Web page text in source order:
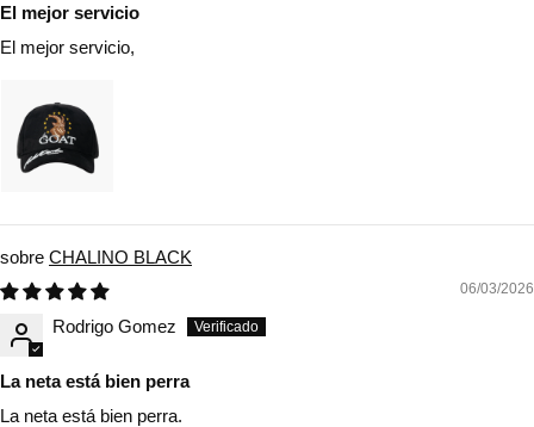
El mejor servicio
El mejor servicio,
CHALINO BLACK
06/03/2026
Rodrigo Gomez
La neta está bien perra
La neta está bien perra.